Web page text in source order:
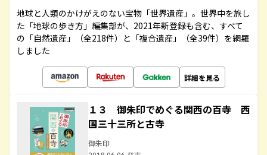
地球と人類のかけがえのない宝物「世界遺産」。世界中を旅し
た「地球の歩き方」編集部が、2021年新登録も含む、すべて
の「自然遺産」（全218件）と「複合遺産」（全39件）を網羅
しました
詳細を見る
１３ 御朱印でめぐる関西の百寺 西
国三十三所と古寺
御朱印